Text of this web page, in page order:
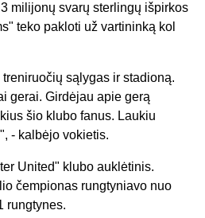
milijonų svarų sterlingų išpirkos
teko pakloti už vartininką kol
sąlygas ir stadioną.
gerai. Girdėjau apie gerą
šio klubo fanus. Laukiu
- kalbėjo vokietis.
United" klubo auklėtinis.
čempionas rungtyniavo nuo
rungtynes.